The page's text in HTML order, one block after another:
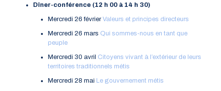
Dîner-conférence (12 h 00 à 14 h 30)
Mercredi 26 févrierValeurs et principes directeurs
Mercredi 26 mars Qui sommes-nous en tant que
peuple
Mercredi 30 avril Citoyens vivant à l’extérieur de leurs
territoires traditionnels métis
Mercredi 28 mai Le gouvernement métis